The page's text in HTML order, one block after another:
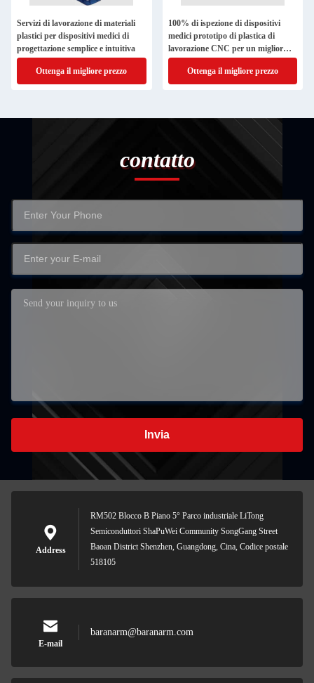
Servizi di lavorazione di materiali
plastici per dispositivi medici di
progettazione semplice e intuitiva
Ottenga il migliore prezzo
100% di ispezione di dispositivi
medici prototipo di plastica di
lavorazione CNC per un miglior
sviluppo
Ottenga il migliore prezzo
contatto
Invia
Address
RM502 Blocco B Piano 5° Parco industriale LiTong
Semiconduttori ShaPuWei Community SongGang Street
Baoan District Shenzhen, Guangdong, Cina, Codice postale
518105
E-mail
baranarm@baranarm.com